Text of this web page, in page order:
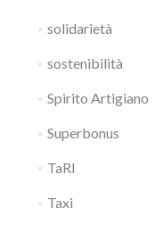
solidarietà
sostenibilità
Spirito Artigiano
Superbonus
TaRI
Taxi